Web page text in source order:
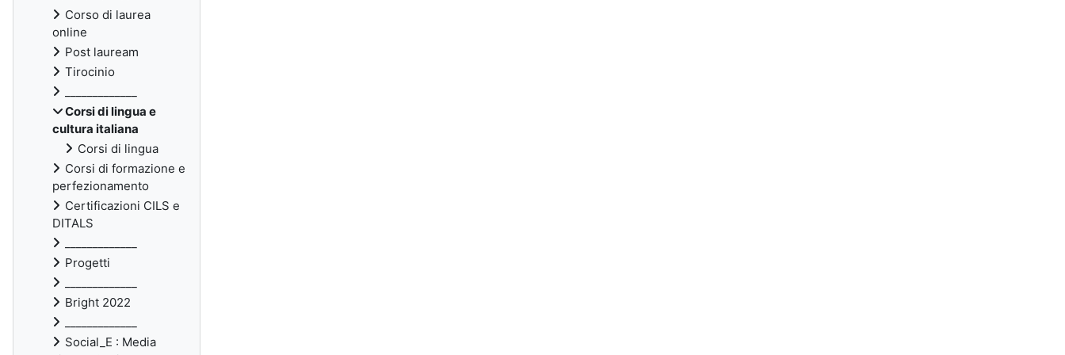
Corso di laurea
online
Post lauream
Tirocinio
Corsi di lingua e
cultura italiana
Corsi di lingua
Corsi di formazione e
perfezionamento
Certificazioni CILS e
DITALS
Progetti
Bright 2022
Social_E : Media